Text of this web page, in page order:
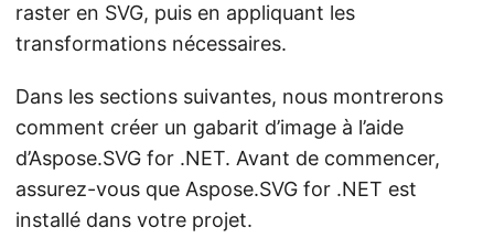
raster en SVG, puis en appliquant les
transformations nécessaires.
Dans les sections suivantes, nous montrerons
comment créer un gabarit d’image à l’aide
d’Aspose.SVG for .NET. Avant de commencer,
assurez-vous que Aspose.SVG for .NET est
installé dans votre projet.